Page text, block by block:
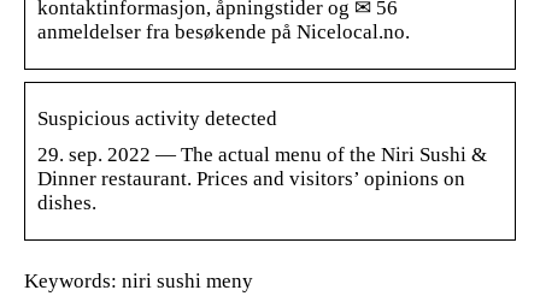
kontaktinformasjon, åpningstider og ✉ 56
anmeldelser fra besøkende på Nicelocal.no.
Suspicious activity detected
29. sep. 2022 — The actual menu of the Niri Sushi &
Dinner restaurant. Prices and visitors’ opinions on
dishes.
Keywords: niri sushi meny